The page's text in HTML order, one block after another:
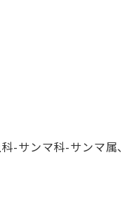
-サンマ科-サンマ属、